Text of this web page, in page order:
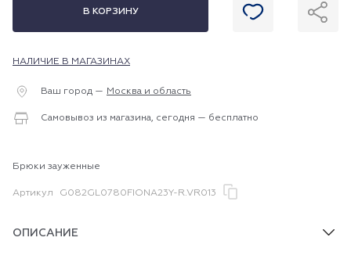
В КОРЗИНУ
НАЛИЧИЕ В МАГАЗИНАХ
Ваш город — Москва и область
Самовывоз из магазина, сегодня — бесплатно
Брюки зауженные
Артикул G082GL0780FIONA23Y-R.VR013
ОПИСАНИЕ